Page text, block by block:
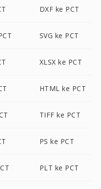
DXF ke PCT
SVG ke PCT
XLSX ke PCT
HTML ke PCT
TIFF ke PCT
PS ke PCT
PLT ke PCT